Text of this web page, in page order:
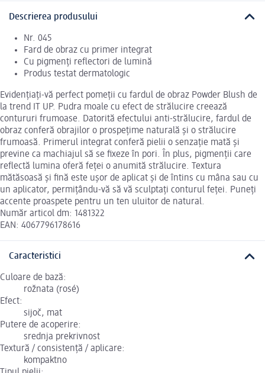
Descrierea produsului
Nr. 045
Fard de obraz cu primer integrat
Cu pigmenți reflectori de lumină
Produs testat dermatologic
Evidențiați-vă perfect pomeții cu fardul de obraz Powder Blush de
la trend IT UP. Pudra moale cu efect de strălucire creează
contururi frumoase. Datorită efectului anti-strălucire, fardul de
obraz conferă obrajilor o prospețime naturală și o strălucire
frumoasă. Primerul integrat conferă pielii o senzație mată și
previne ca machiajul să se fixeze în pori. În plus, pigmenții care
reflectă lumina oferă feței o anumită strălucire. Textura
mătăsoasă și fină este ușor de aplicat și de întins cu mâna sau cu
un aplicator, permițându-vă să vă sculptați conturul feței. Puneți
accente proaspete pentru un ten uluitor de natural.
Număr articol dm: 1481322
EAN: 4067796178616
Caracteristici
Culoare de bază:
rožnata (rosé)
Efect:
sijoč, mat
Putere de acoperire:
srednja prekrivnost
Textură / consistență / aplicare:
kompaktno